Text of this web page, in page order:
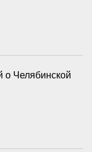
о Челябинской